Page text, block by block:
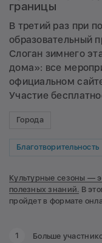
границы
В третий раз при
образовательный
Слоган зимнего
дома»: все
официальном
Участие
Города
Благотворительность
Культурные сезоны —
полезных знаний. В
пройдет в формате
Больше